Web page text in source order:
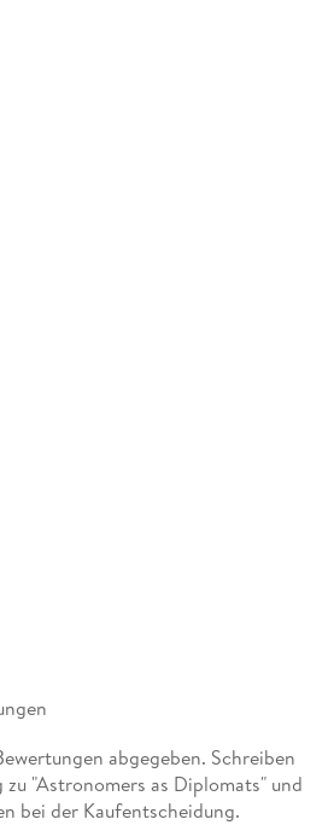
abgegeben. Schreiben
zu "Astronomers as Diplomats" und
bei der Kaufentscheidung.